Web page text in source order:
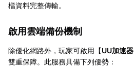
檔資料完整傳輸。
啟用雲端備份機制
除優化網路外，玩家可啟用【UU加速器
雙重保障。此服務具備下列優勢：